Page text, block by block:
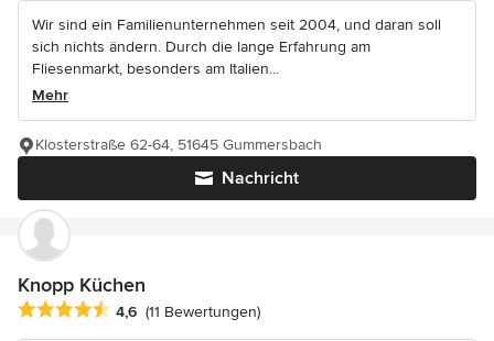
Wir sind ein Familienunternehmen seit 2004, und daran soll
sich nichts ändern. Durch die lange Erfahrung am
Fliesenmarkt, besonders am Italien...
Mehr
Nachricht
Klosterstraße 62-64, 51645 Gummersbach
Knopp Küchen
Durchschnittliche Bewertung: 4.6 von 5 Sternen
4,6 (11 Bewertungen)